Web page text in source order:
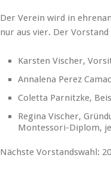
Der Verein wird in
nur aus vier. Der
Karsten Vischer,
Annalena Perez
Coletta Parnitzke,
Regina Vischer,
Montessori-Diplom,
Nächste Vorstandswahl: